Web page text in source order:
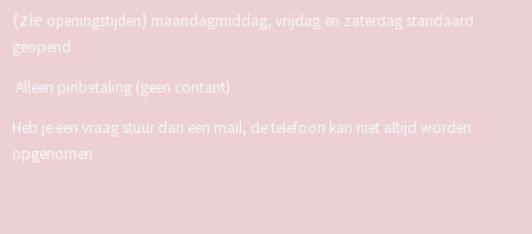
(zie openingstijden) maandagmiddag, vrijdag en zaterdag standaard
geopend
Alleen pinbetaling (geen contant)
Heb je een vraag stuur dan een mail, de telefoon kan niet altijd worden
opgenomen